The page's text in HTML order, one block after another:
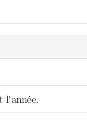
l'année.